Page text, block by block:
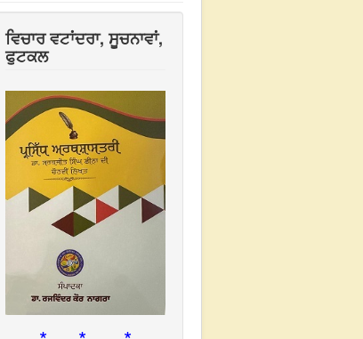
ਵਿਚਾਰ ਵਟਾਂਦਰਾ, ਸੂਚਨਾਵਾਂ,
ਫੁਟਕਲ